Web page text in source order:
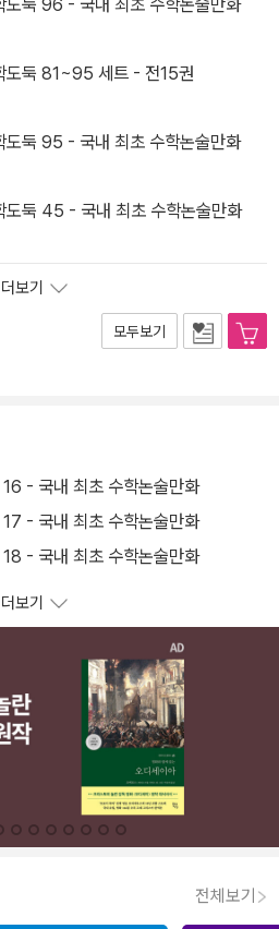
도둑 96 - 국내 최초 수학논술만화
도둑 81~95 세트 - 전15권
도둑 95 - 국내 최초 수학논술만화
도둑 45 - 국내 최초 수학논술만화
더보기
모두보기
- 국내 최초 수학논술만화
- 국내 최초 수학논술만화
- 국내 최초 수학논술만화
더보기
전체보기